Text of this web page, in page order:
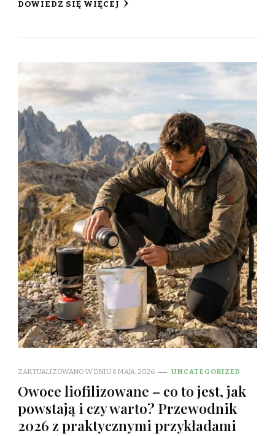
DOWIEDZ SIĘ WIĘCEJ
ZAKTUALIZOWANO W DNIU 8 MAJA, 2026 UNCATEGORIZED
Owoce liofilizowane – co to jest, jak
powstają i czy warto? Przewodnik
2026 z praktycznymi przykładami